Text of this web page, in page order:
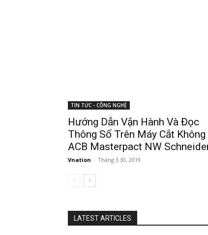
TIN TỨC - CÔNG NGHỆ
Hướng Dẫn Vận Hành Và Đọc
Thông Số Trên Máy Cắt Không
ACB Masterpact NW
Vnation - Tháng 3 30, 2019
LATEST ARTICLES